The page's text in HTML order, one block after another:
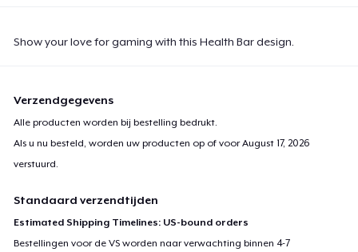
Show your love for gaming with this Health Bar design.
Verzendgegevens
Alle producten worden bij bestelling bedrukt.
Als u nu besteld, worden uw producten op of voorAugust 17, 2026
verstuurd.
Standaard verzendtijden
Estimated Shipping Timelines: US-bound orders
Bestellingen voor de VS worden naar verwachting binnen 4-7